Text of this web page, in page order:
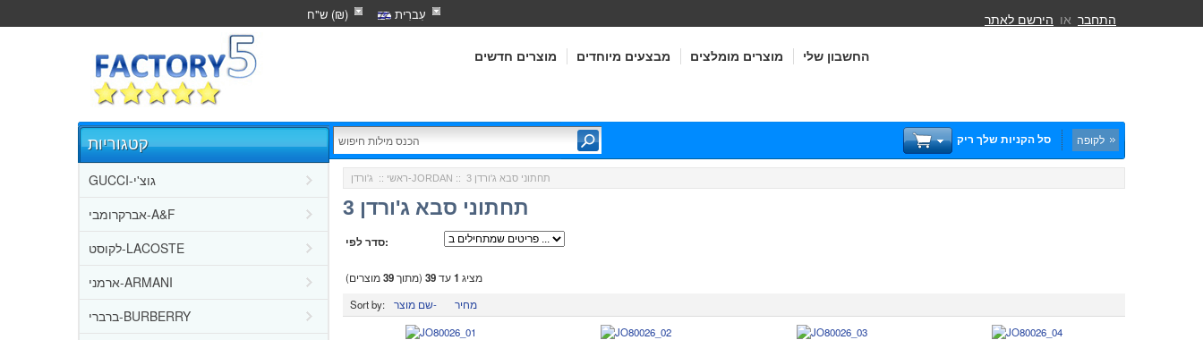
עִברִית ש"ח (₪)
מוצרים חדשים מבצעים מיוחדים מוצרים מומלצים החשבון שלי
התחבר או הירשם לאתר
סל הקניות שלך ריק לקופה
קטגוריות
GUCCI-גוצ'י
אברקרומבי-A&F
לקוסט-LACOSTE
ארמני-ARMANI
ברברי-BURBERRY
ראשי :: ג'ורדן-JORDAN :: תחתוני סבא ג'ורדן 3
תחתוני סבא ג'ורדן 3
סדר לפי:
מציג 1עד39(מתוך39מוצרים)
Sort by:
שם מוצר- מחיר